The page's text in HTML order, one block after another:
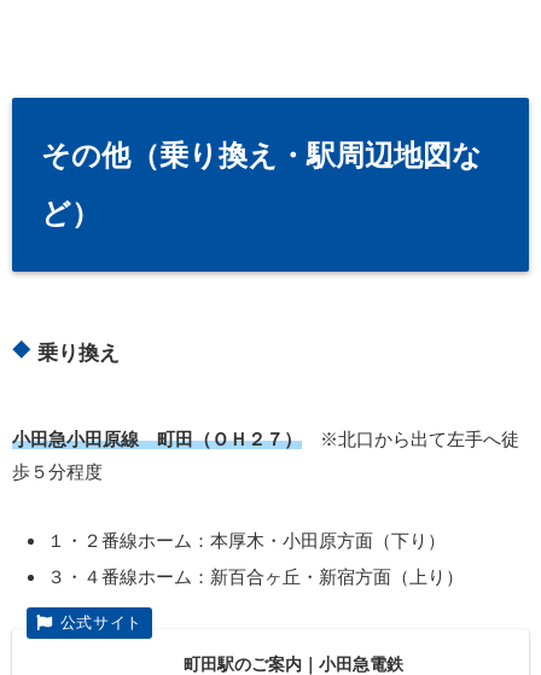
その他（乗り換え・駅周辺地図な
ど）
乗り換え
小田急小田原線 町田（ＯＨ２７） ※北口から出て左手へ徒
歩５分程度
１・２番線ホーム：本厚木・小田原方面（下り）
３・４番線ホーム：新百合ヶ丘・新宿方面（上り）
町田駅のご案内｜小田急電鉄